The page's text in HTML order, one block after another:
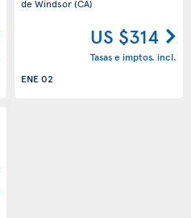
de Windsor(CA)
US $314
Tasas e imptos. incl.
ENE 02